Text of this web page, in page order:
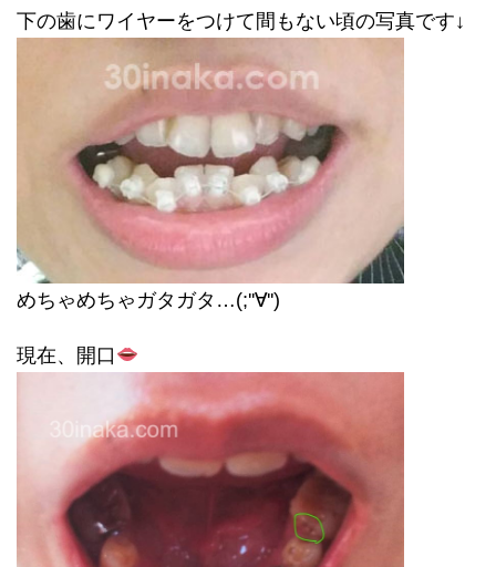
下の歯にワイヤーをつけて間もない頃の写真です↓
めちゃめちゃガタガタ…(;''∀'')
現在、開口